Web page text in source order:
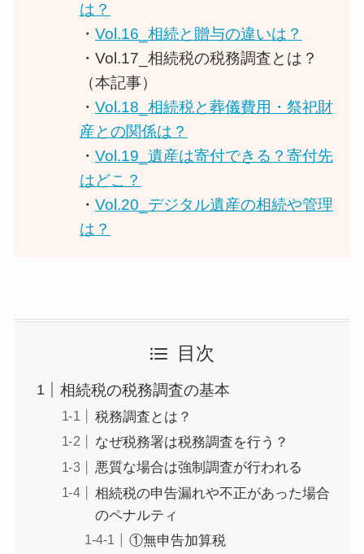
は？
・ Vol.16_相続と贈与の違いは？
・Vol.17_相続税の税務調査とは？
（本記事）
・ Vol.18_相続税と葬儀費用・祭祀財
産との関係は？
・ Vol.19_遺産は寄付できる？寄付先
はどこ？
・ Vol.20_デジタル遺産の相続や管理
は？
目次
相続税の税務調査の基本
税務調査とは？
なぜ税務署は税務調査を行う？
悪質な場合は強制調査が行われる
相続税の申告漏れや不正があった場合
のペナルティ
①無申告加算税